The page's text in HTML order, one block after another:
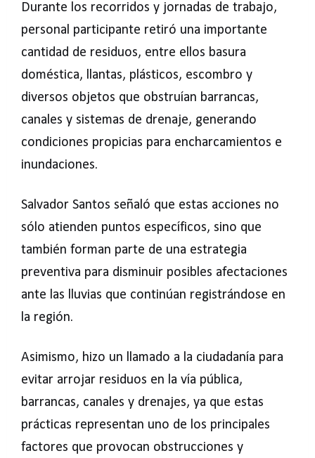
Durante los recorridos y jornadas de trabajo,
personal participante retiró una importante
cantidad de residuos, entre ellos basura
doméstica, llantas, plásticos, escombro y
diversos objetos que obstruían barrancas,
canales y sistemas de drenaje, generando
condiciones propicias para encharcamientos e
inundaciones.
Salvador Santos señaló que estas acciones no
sólo atienden puntos específicos, sino que
también forman parte de una estrategia
preventiva para disminuir posibles afectaciones
ante las lluvias que continúan registrándose en
la región.
Asimismo, hizo un llamado a la ciudadanía para
evitar arrojar residuos en la vía pública,
barrancas, canales y drenajes, ya que estas
prácticas representan uno de los principales
factores que provocan obstrucciones y